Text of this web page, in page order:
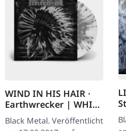
WIND IN HIS HAIR ·
Earthwrecker | WHITE
SPLATTER LP
Black Metal. Veröffentlicht